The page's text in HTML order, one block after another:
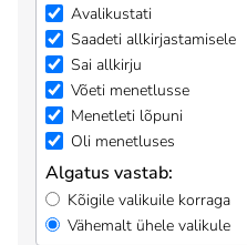
Avalikustati
Saadeti allkirjastamisele
Sai allkirju
Võeti menetlusse
Menetleti lõpuni
Oli menetluses
Algatus vastab:
Kõigile valikuile korraga
Vähemalt ühele valikule